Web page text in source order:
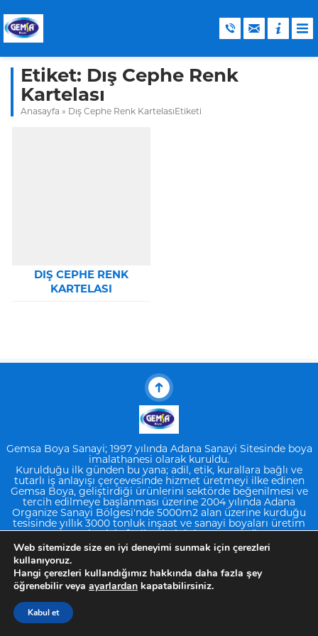
Etiket: Dış Cephe Renk
Kartelası
Anasayfa » Dış Cephe Renk KartelasıEtiketi
DIŞ CEPHE RENK
KARTELASI
Gemsa Boya Sanayi; 1997 yılında Adana Sanayi Sitesinde boya
imalathanesi olarak kuruldu.
Kurulduğu ilk günden bu yana; adil, etik, kurallara bağlı ve
tutarlı iş anlayışı çerçevesinde hizmet üretmeyi ilke edinen
Gemsa Boya, geliştirdiği ürünlerini sektörde beğenilmesi ve
tercih edilmeye başlanması üzerine 2004 yılında Adana
Organize Sanayi Bölgesi'nde 5000m2 alan üzerine kurduğu
tesisinde yıllık 3000 tonluk inşaat ve sanayi boyaları üretim
Web sitemizde size en iyi deneyimi sunmak için çerezleri
kullanıyoruz.
Hangi çerezleri kullandığımız hakkında daha fazla şey
öğrenebilir veya ayarlardan kapatabilirsiniz.
Kabul et